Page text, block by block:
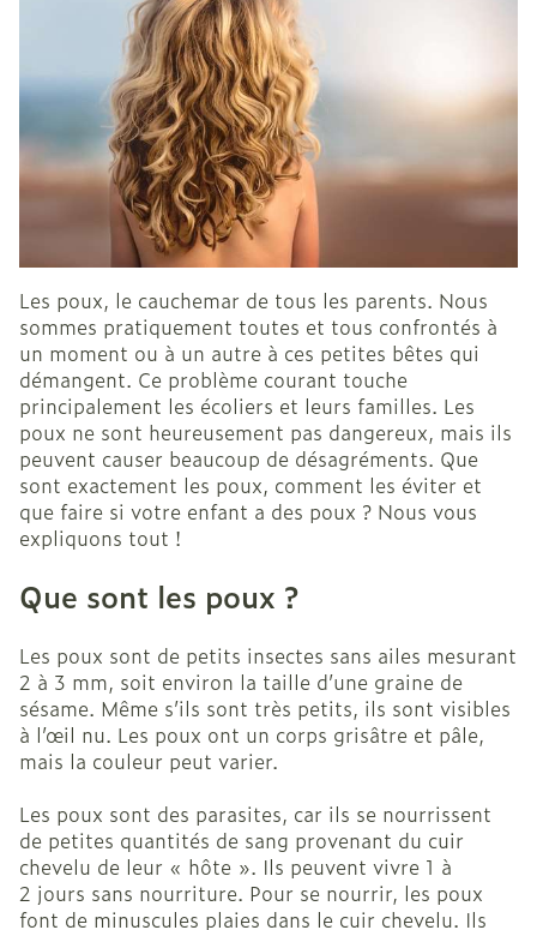
Les poux, le cauchemar de tous les parents. Nous
sommes pratiquement toutes et tous confrontés à
un moment ou à un autre à ces petites bêtes qui
démangent. Ce problème courant touche
principalement les écoliers et leurs familles. Les
poux ne sont heureusement pas dangereux, mais ils
peuvent causer beaucoup de désagréments. Que
sont exactement les poux, comment les éviter et
que faire si votre enfant a des poux ? Nous vous
expliquons tout !
Que sont les poux ?
Les poux sont de petits insectes sans ailes mesurant
2 à 3 mm, soit environ la taille d’une graine de
sésame. Même s’ils sont très petits, ils sont visibles
à l’œil nu. Les poux ont un corps grisâtre et pâle,
mais la couleur peut varier.
Les poux sont des parasites, car ils se nourrissent
de petites quantités de sang provenant du cuir
chevelu de leur « hôte ». Ils peuvent vivre 1 à
2 jours sans nourriture. Pour se nourrir, les poux
font de minuscules plaies dans le cuir chevelu. Ils